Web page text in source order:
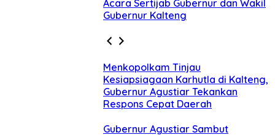
Acara Sertijab Gubernur dan Wakil
Gubernur Kalteng
Menkopolkam Tinjau
Kesiapsiagaan Karhutla di Kalteng,
Gubernur Agustiar Tekankan
Respons Cepat Daerah
Gubernur Agustiar Sambut